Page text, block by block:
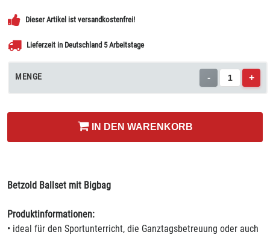
Dieser Artikel ist versandkostenfrei!
Lieferzeit in Deutschland 5 Arbeitstage
MENGE - +
IN DEN WARENKORB
Betzold Ballset mit Bigbag
Produktinformationen:
• ideal für den Sportunterricht, die Ganztagsbetreuung oder auch